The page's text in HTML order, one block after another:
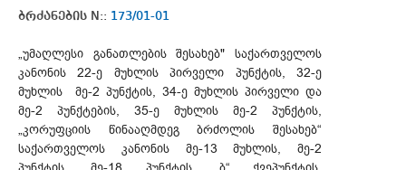
ბრძანების N:: 173/01-01
„უმაღლესი განათლების შესახებ" საქართველოს
კანონის 22-ე მუხლის პირველი პუნქტის, 32-ე
მუხლის მე-2 პუნქტის, 34-ე მუხლის პირველი და
მე-2 პუნქტების, 35-ე მუხლის მე-2 პუნქტის,
„კორუფციის წინააღმდეგ ბრძოლის შესახებ“
საქართველოს კანონის მე-13 მუხლის, მე-2